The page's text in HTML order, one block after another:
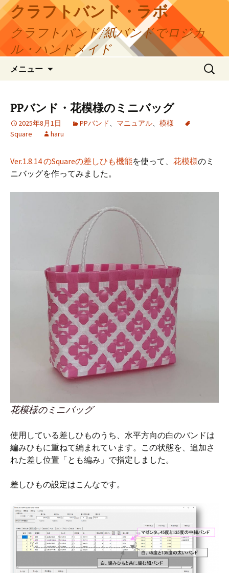
コ
ン
テ
ツ
ス
クラフトバンド・ラボ
クラフトバンド/紙バンドでロジカ
ル・ハンドメイド
メニュー
検
索:
PPバンド・花模様のミニバッグ
2025年8月1日 PPバンド、 マニュアル、 模様
Square
haru
Ver.1.8.14 のSquareの差しひも機能を使って、 花模様のミ
ニバッグを作ってみました。
花模様のミニバッグ
使用している差しひものうち、水平方向の白のバンドは
編みひもに重ねて編まれています。この状態を、追加さ
れた差し位置「とも編み」で指定しました。
差しひもの設定はこんなです。